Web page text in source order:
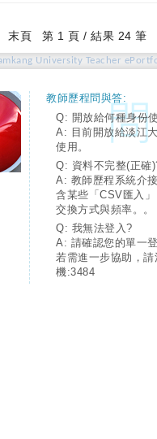
末頁 第 1 頁 / 結果 24 筆
University Teacher
教師歷程問與答:
Q: 開放給何種身份
A: 目前開放給淡江
使用。
Q: 資料不完整(正確
A: 教師歷程系統介
含某些「CSV匯入
交換方式與頻率。。
Q: 我無法登入?
A: 請確認您的單一
若需進一步協助，
機:3484